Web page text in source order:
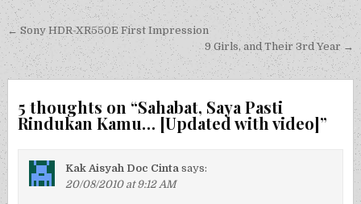
Post navigation
← Sony HDR-XR550E First Impression
9 Girls, and Their 3rd Year →
5 thoughts on “Sahabat, Saya Pasti
Rindukan Kamu… [Updated with video]”
Kak Aisyah Doc Cinta says:
20/08/2010 at 9:12 AM